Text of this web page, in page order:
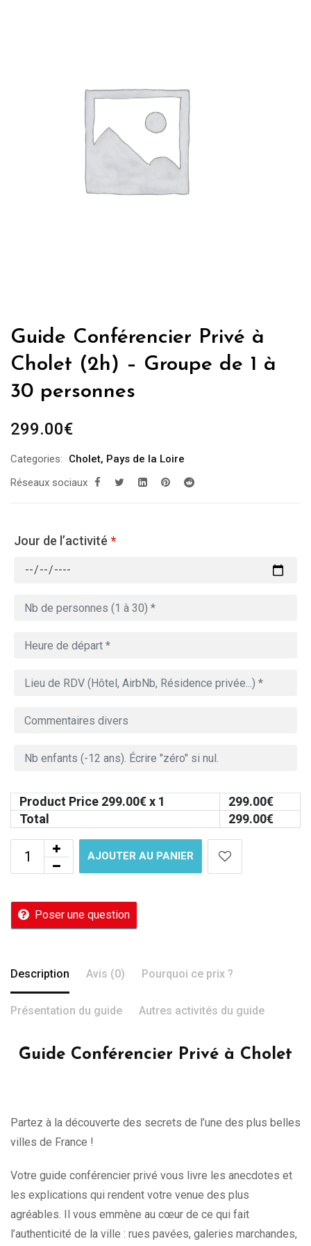
Guide Conférencier Privé à
Cholet (2h) – Groupe de 1 à
30 personnes
299.00€
Categories: Cholet, Pays de la Loire
Réseaux sociaux
Jour de l’activité *
Product Price 299.00€ x 1 299.00€
Total
299.00€
AJOUTER AU PANIER
Poser une question
Description Avis (0) Pourquoi ce prix ?
Présentation du guide Autres activités du guide
Guide Conférencier Privé à Cholet
Partez à la découverte des secrets de l’une des plus belles
villes de France !
Votre guide conférencier privé vous livre les anecdotes et
les explications qui rendent votre venue des plus
agréables. Il vous emmène au cœur de ce qui fait
l’authenticité de la ville : rues pavées, galeries marchandes,